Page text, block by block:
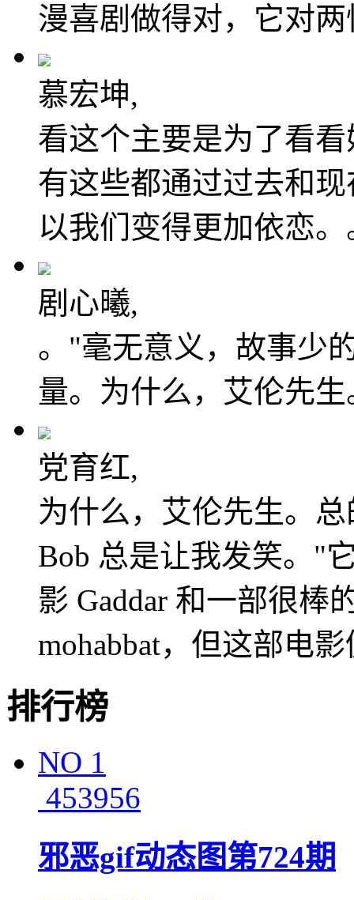
漫喜剧做得对，它对
慕宏坤,
看这个主要是为了看
有这些都通过过去和
以我们变得更加依恋
剧心曦,
。"毫无意义，故事少
量。为什么，艾伦先生
党育红,
为什么，艾伦先生。
Bob 总是让我发笑。"
影 Gaddar 和一部很棒
mohabbat，但这部电
排行榜
NO 1
453956
邪恶gif动态图第724期